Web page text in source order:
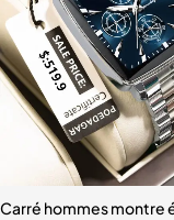
Carré hommes montre